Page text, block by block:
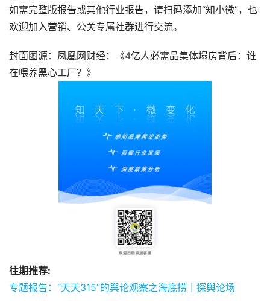
如需完整版报告或其他行业报告，请扫码添加“知小微”，也
欢迎加入营销、公关专属社群进行交流。
封面图源：凤凰网财经：《4亿人必需品集体塌房背后：谁
在喂养黑心工厂？》
往期推荐:
专题报告：“天天315”的舆论观察之海底捞｜探舆论场